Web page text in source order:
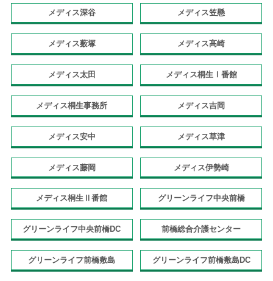
メディス深谷 メディス笠懸
メディス薮塚 メディス高崎
メディス太田 メディス桐生Ⅰ番館
メディス桐生事務所 メディス吉岡
メディス安中 メディス草津
メディス藤岡 メディス伊勢崎
メディス桐生Ⅱ番館 グリーンライフ中央前橋
グリーンライフ中央前橋DC 前橋総合介護センター
グリーンライフ前橋敷島 グリーンライフ前橋敷島DC